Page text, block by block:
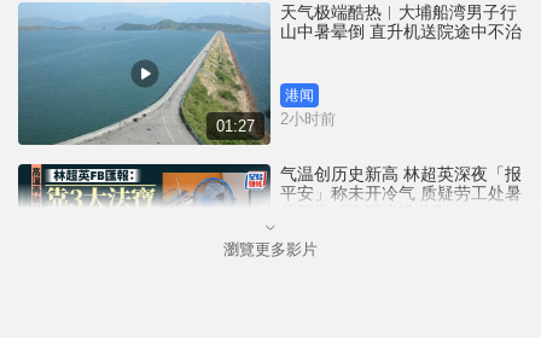
01:27
天气极端酷热︱大埔船湾男子行
山中暑晕倒 直升机送院途中不治
港闻
2小时前
气温创历史新高 林超英深夜「报
平安」称未开冷气 质疑劳工处暑
港闻
瀏覽更多影片